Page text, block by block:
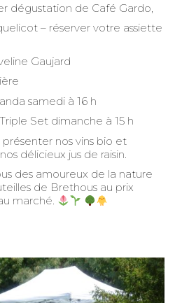
dégustation de Café Gardo,
– réserver votre assiette
Gaujard
samedi à 16 h
Set dimanche à 15 h
présenter nos vins bio et
délicieux jus de raisin.
des amoureux de la nature
de Brethous au prix
marché.